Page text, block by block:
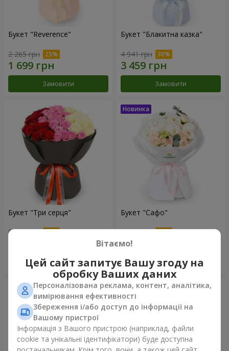
Букет "Reverence"
2 265 грн
Замовити
Букет "Блакитна казка"
4 941 грн
Замовити
Букет "Три серця"
5 427 грн
Замовити
Букет "Сафо"
1 999 грн
Замовити
Вітаємо!
Цей сайт запитує Вашу згоду на
обробку Ваших даних
Персоналізована реклама, контент, аналітика,
вимірювання ефективності
Збереження і/або доступ до інформації на
Вашому пристрої
Інформація з Вашого пристрою (наприклад, файли
cookie та унікальні ідентифікатори) буде доступна